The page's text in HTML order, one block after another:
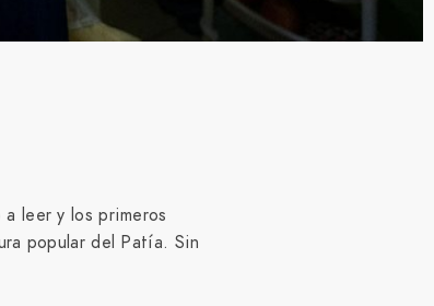
leer y los primeros
popular del Patía. Sin